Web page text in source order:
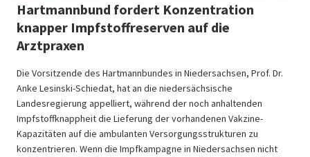
Hartmannbund fordert Konzentration
knapper Impfstoffreserven auf die
Arztpraxen
Die Vorsitzende des Hartmannbundes in Niedersachsen, Prof. Dr.
Anke Lesinski-Schiedat, hat an die niedersächsische
Landesregierung appelliert, während der noch anhaltenden
Impfstoffknappheit die Lieferung der vorhandenen Vakzine-
Kapazitäten auf die ambulanten Versorgungsstrukturen zu
konzentrieren. Wenn die Impfkampagne in Niedersachsen nicht